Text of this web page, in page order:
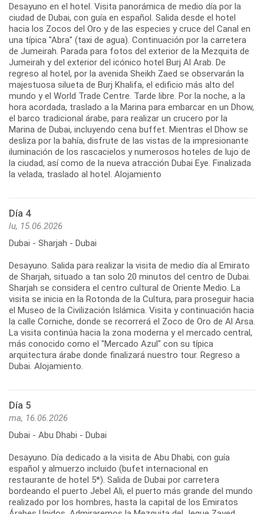
Desayuno en el hotel. Visita panorámica de medio día por la
ciudad de Dubai, con guía en español. Salida desde el hotel
hacia los Zocos del Oro y de las especies y cruce del Canal en
una típica "Abra" (taxi de agua). Continuación por la carretera
de Jumeirah. Parada para fotos del exterior de la Mezquita de
Jumeirah y del exterior del icónico hotel Burj Al Arab. De
regreso al hotel, por la avenida Sheikh Zaed se observarán la
majestuosa silueta de Burj Khalifa, el edificio más alto del
mundo y el World Trade Centre. Tarde libre. Por la noche, a la
hora acordada, traslado a la Marina para embarcar en un Dhow,
el barco tradicional árabe, para realizar un crucero por la
Marina de Dubai, incluyendo cena buffet. Mientras el Dhow se
desliza por la bahía, disfrute de las vistas de la impresionante
iluminación de los rascacielos y numerosos hoteles de lujo de
la ciudad, así como de la nueva atracción Dubai Eye. Finalizada
la velada, traslado al hotel. Alojamiento
Día 4
lu, 15.06.2026
Dubai - Sharjah - Dubai
Desayuno. Salida para realizar la visita de medio día al Emirato
de Sharjah, situado a tan solo 20 minutos del centro de Dubai.
Sharjah se considera el centro cultural de Oriente Medio. La
visita se inicia en la Rotonda de la Cultura, para proseguir hacia
el Museo de la Civilización Islámica. Visita y continuación hacia
la calle Corniche, donde se recorrerá el Zoco de Oro de Al Arsa.
La visita continúa hacia la zona moderna y el mercado central,
más conocido como el "Mercado Azul" con su típica
arquitectura árabe donde finalizará nuestro tour. Regreso a
Dubai. Alojamiento.
Día 5
ma, 16.06.2026
Dubai - Abu Dhabi - Dubai
Desayuno. Día dedicado a la visita de Abu Dhabi, con guía
español y almuerzo incluido (bufet internacional en
restaurante de hotel 5*). Salida de Dubai por carretera
bordeando el puerto Jebel Ali, el puerto más grande del mundo
realizado por los hombres, hasta la capital de los Emiratos